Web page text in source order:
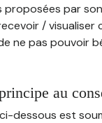
par
/
ne pas pouvoir
au
dessous est